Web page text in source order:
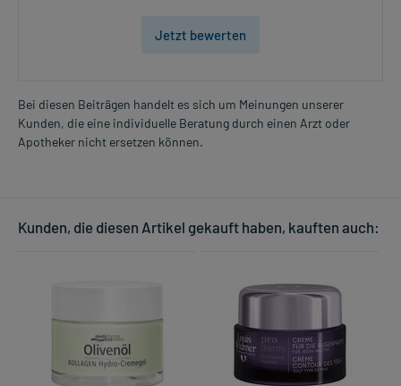
Jetzt bewerten
Bei diesen Beiträgen handelt es sich um Meinungen unserer
Kunden, die eine individuelle Beratung durch einen Arzt oder
Apotheker nicht ersetzen können.
Kunden, die diesen Artikel gekauft haben, kauften auch: